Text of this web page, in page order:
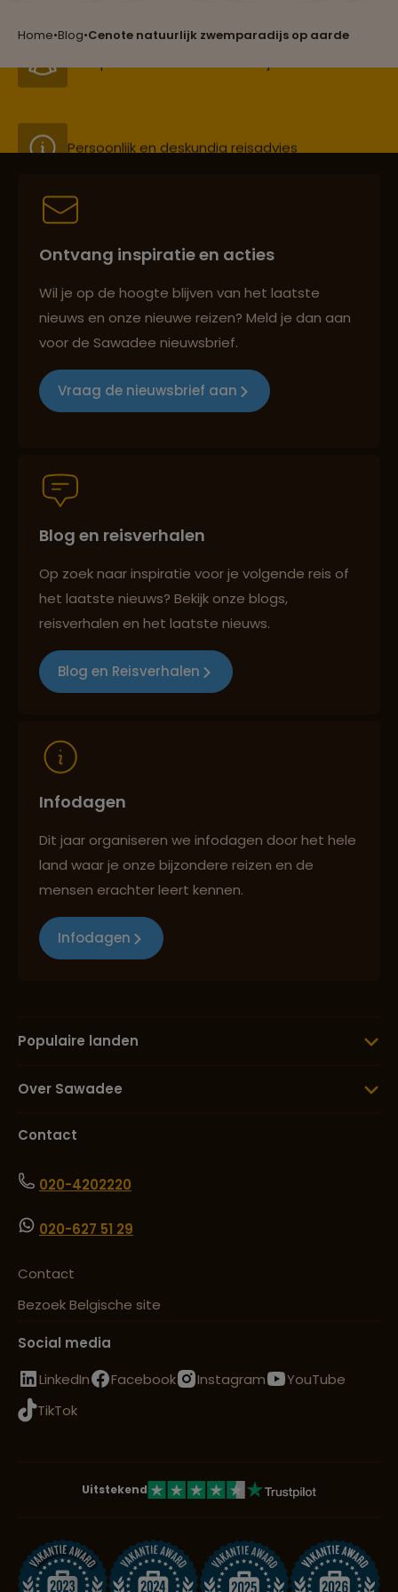
Home•Blog•Cenote natuurlijk zwemparadijs op aarde
Best beoordeelde reisroutes
Groepsreizen mét indivuele vrijheid
Best beoordeelde reisroutes
Reizen met oog voor mens, cultuur en milieu
Ontvang inspiratie en acties
Wil je op de hoogte blijven van het laatste
nieuws en onze nieuwe reizen? Meld je dan aan
voor de Sawadee nieuwsbrief.
Vraag de nieuwsbrief aan
Blog en reisverhalen
Op zoek naar inspiratie voor je volgende reis of
het laatste nieuws? Bekijk onze blogs,
reisverhalen en het laatste nieuws.
Blog en Reisverhalen
Infodagen
Dit jaar organiseren we infodagen door het hele
land waar je onze bijzondere reizen en de
mensen erachter leert kennen.
Infodagen
Populaire landen
Over Sawadee
Contact
020-4202220
020-627 51 29
Contact
Bezoek Belgische site
Social media
LinkedIn
Facebook Instagram
YouTube
TikTok
Uitstekend